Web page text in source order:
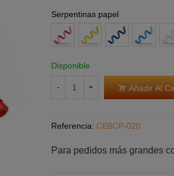
Serpentinas papel
Rosa
Amarillas Azul
Azul
Claro
Disponible
- + Añadir Al
Referencia: CE8CP-020
Para pedidos más grandes